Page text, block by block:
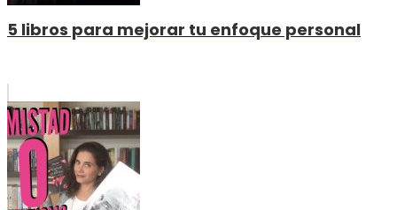
5 libros para mejorar tu enfoque personal